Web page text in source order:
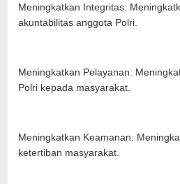
Meningkatkan Integritas:
akuntabilitas anggota Polri.
Meningkatkan Pelayanan:
Polri kepada masyarakat.
Meningkatkan Keamanan:
ketertiban masyarakat.